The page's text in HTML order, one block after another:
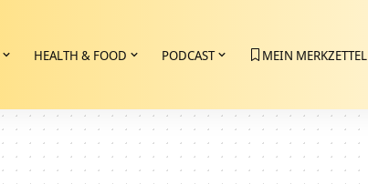
HEALTH & FOOD PODCAST MEIN MERKZETTEL